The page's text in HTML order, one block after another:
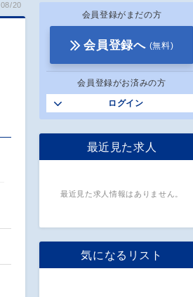
20
会員登録がまだの方
会員登録へ (無料)
会員登録がお済みの方
ログイン
最近見た求人
最近見た求人情報はありません。
気になるリスト